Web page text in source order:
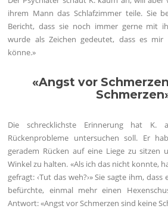
ihrem Mann das Schlafzimmer teile. Sie
Bericht, dass sie noch immer gerne mit
wurde als Zeichen gedeutet, dass es
könne.»
«Angst vor
Die schrecklichste Erinnerung hat
Rückenprobleme untersuchen soll. Er
geradem Rücken auf eine Liege zu sitzen
Winkel zu halten. «Als ich das nicht konnte,
gefragt: ‹Tut das weh?›» Sie sagte ihm,
befürchte, einmal mehr einen
Antwort: «Angst vor Schmerzen sind keine